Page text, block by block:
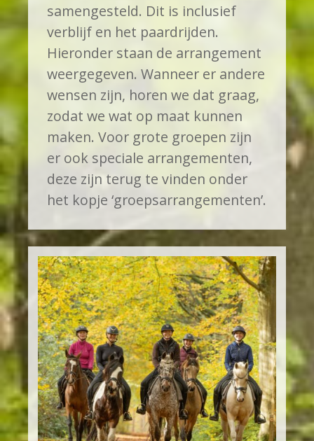
samengesteld. Dit is inclusief
verblijf en het paardrijden.
Hieronder staan de arrangement
weergegeven. Wanneer er andere
wensen zijn, horen we dat graag,
zodat we wat op maat kunnen
maken. Voor grote groepen zijn
er ook speciale arrangementen,
deze zijn terug te vinden onder
het kopje ‘groepsarrangementen’.